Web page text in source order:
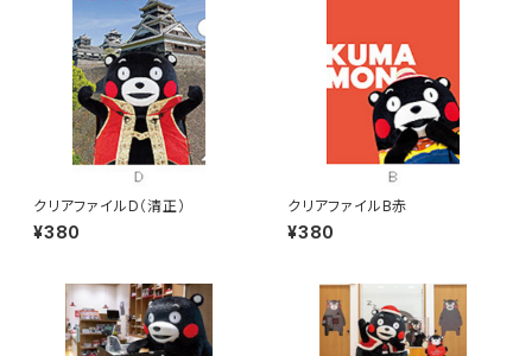
クリアファイルD（清正）
¥380
クリアファイルB赤
¥380